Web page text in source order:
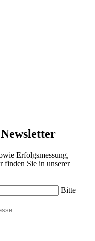
Erfolgsmessung,
finden Sie in unserer
Bitte